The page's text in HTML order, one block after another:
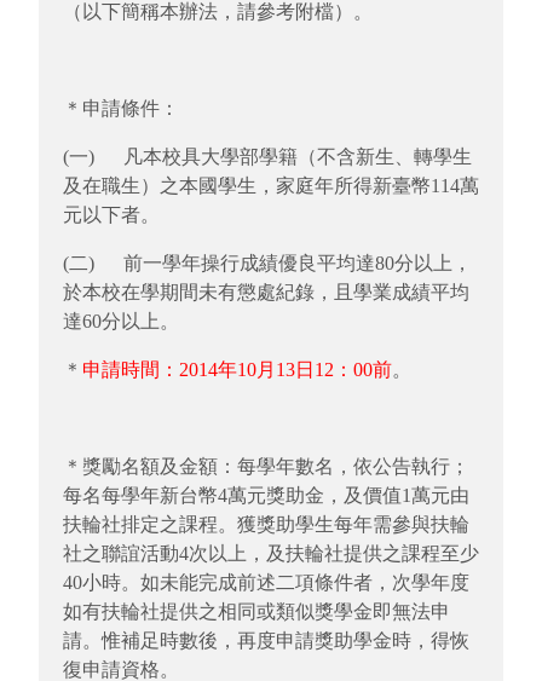
（以下簡稱本辦法，請參考附檔）。
＊申請條件：
(一) 凡本校具大學部學籍（不含新生、轉學生
及在職生）之本國學生，家庭年所得新臺幣114萬
元以下者。
(二) 前一學年操行成績優良平均達80分以上，
於本校在學期間未有懲處紀錄，且學業成績平均
達60分以上。
＊ 申請時間：2014年10月13日12：00前。
＊獎勵名額及金額：每學年數名，依公告執行；
每名每學年新台幣4萬元獎助金，及價值1萬元由
扶輪社排定之課程。獲獎助學生每年需參與扶輪
社之聯誼活動4次以上，及扶輪社提供之課程至少
40小時。如未能完成前述二項條件者，次學年度
如有扶輪社提供之相同或類似獎學金即無法申
請。惟補足時數後，再度申請獎助學金時，得恢
復申請資格。